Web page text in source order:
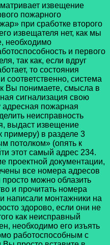
извещение
пожарного
при сработке второго
извещателя нет, как мы
необходимо
и первого
так как, если вдруг
то состояния
соответственно, система
Вы понимаете, смысла в
сигнализация свою
адресная пожарная
неисправность
выдаст извещение
примеру) в разделе 3
потолком» (опять к
этот самый адрес 234.
проектной документации,
все номера адресов
можно облазить
и прочитать номера
написали монтажники на
здорово, если они не
как неисправный
необходимо его изъять
работоспособным с